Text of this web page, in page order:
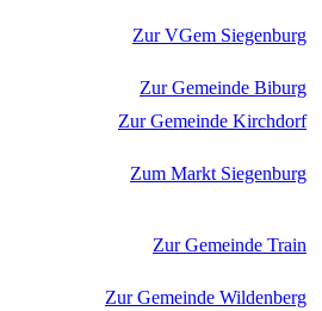
Zur VGem Siegenburg
Zur Gemeinde Biburg
Zur Gemeinde Kirchdorf
Zum Markt Siegenburg
Zur Gemeinde Train
Zur Gemeinde Wildenberg